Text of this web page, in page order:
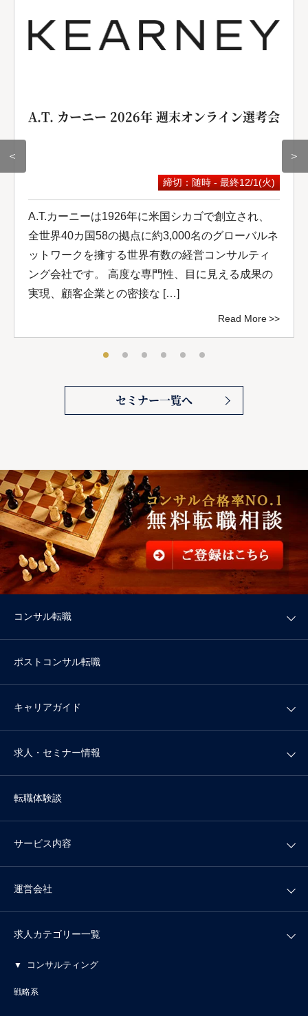
＜
A.T. カーニー 2026年 週末オンライン選考会
締切：随時 - 最終12/1(火)
A.T.カーニーは1926年に米国シカゴで創立され、
全世界40カ国58の拠点に約3,000名のグローバルネ
ットワークを擁する世界有数の経営コンサルティ
ング会社です。 高度な専門性、目に見える成果の
実現、顧客企業との密接な […]
Read More
＞
セミナー一覧へ
コンサル転職
ポストコンサル転職
キャリアガイド
求人・セミナー情報
転職体験談
サービス内容
運営会社
求人カテゴリー一覧
コンサルティング
戦略系